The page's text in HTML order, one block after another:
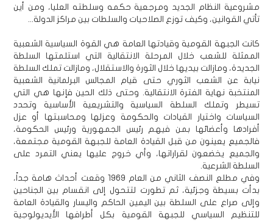
مشروعية النظام الجديد ومرجعية حكمه وسلطته العليا، ومن أين
تأتي القوانين، وكيف توزع الصلاحيات والسلطات بين مراكز الدولة...
كانت الجبهة القومية وقيادتها العامة هي القوة السياسية الشعبية
الممثلة للشعب خلال المرحلة الانتقالية التي استلمتها السلطة
الجديدة، ومازالت بيديها خلال الثورة والاستقلال، ومازالت تملك السلطة
نيابة عن الشعب الثوري حتى قيام المجالس البرلمانية الشعبية
المنتخبة نهاية الفترة الانتقالية. وحتى ذلك الحين فإنها هي التي
تسيطر وتملك السلطة السياسية والتشريعية الأساسية وتحدد
السياسات واختيار القيادات والحكومة وعزلها ومحاسبتها أو عزل
أفرادها وأعضائها بمن فيهم رئيس الجمهورية ورئيس الحكومة،
فالجميع يعينون من قبل القيادة العامة للجبهة القومية مجتمعة،
والجميع يخضعون لقراراتها، وأي خروج عليها يعني التمرد على
السلطة الشرعية.
وفي مطلع النصف الثاني من العام 1969 وقعت أحداث هامة جداً،
بدأت بسيطة وجزئية، ثم تطورت لتتحول إلى انقسام بين الجناحين
وإلى صراع على السلطة بين اليمين الحاكم واليسار والقيادة العامة
للتنظيم السياسي للجبهة القومية بكل أطرافها الأيديولوجية